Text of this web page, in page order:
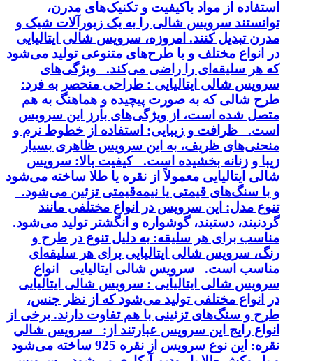
استفاده از مواد باکیفیت و تکنیک‌های مدرن،
توانستند سرویس شالی را به یک زیورآلات شیک و
مدرن تبدیل کنند. امروزه، سرویس شالی ایتالیایی
در انواع مختلف و با طرح‌های متنوعی تولید می‌شود
که هر سلیقه‌ای را راضی می‌کند. ویژگی‌های
سرویس شالی ایتالیایی : طراحی منحصر به فرد:
طرح شالی که به صورت پیچیده و هماهنگ به هم
متصل شده است، از ویژگی‌های بارز این سرویس
است. ظرافت و زیبایی: استفاده از خطوط نرم و
منحنی‌های ظریف، به این سرویس ظاهری بسیار
زیبا و زنانه بخشیده است. کیفیت بالا: سرویس
شالی ایتالیایی معمولاً از نقره یا طلا ساخته می‌شود
و با سنگ‌های قیمتی یا نیمه‌قیمتی تزئین می‌شود.
تنوع مدل: این سرویس در انواع مختلفی مانند
گردنبند، دستبند، گوشواره و انگشتر تولید می‌شود.
مناسب برای هر سلیقه: به دلیل تنوع در طرح و
رنگ، سرویس شالی ایتالیایی برای هر سلیقه‌ای
مناسب است. سرویس شالی ایتالیایی انواع
سرویس شالی ایتالیایی : سرویس شالی ایتالیایی
در انواع مختلفی تولید می‌شود که از نظر جنس،
طرح و سنگ‌های تزئینی با هم تفاوت دارند. برخی از
انواع رایج این سرویس عبارتند از: سرویس شالی
نقره: این نوع سرویس از نقره 925 ساخته می‌شود